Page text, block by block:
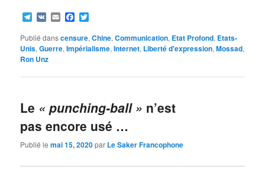
Telegram
VK EmailFacebook
Publié danscensure,Chine,Communication, Etat Profond, Etats-
Unis,Guerre,Impérialisme,Internet, Liberté d'expression,Mossad,
Ron Unz
Le « punching-ball » n’est
pas encore usé …
Publié lemai 15, 2020par Le Saker Francophone